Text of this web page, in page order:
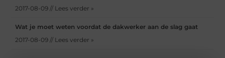
2017-08-09 // Lees verder »
Wat je moet weten voordat de dakwerker aan de slag gaat
2017-08-09 // Lees verder »